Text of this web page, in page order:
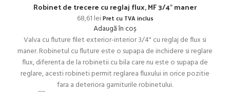
Robinet de trecere cu reglaj flux, MF 3/4″ maner
68,61 leiPret cu TVA inclus
Adaugă în coș
Valva cu fluture filet exterior-interior 3/4" cu reglaj de flux si
maner. Robinetul cu fluture este o supapa de inchidere si reglare
flux, diferenta de la robinetii cu bila care nu este o supapa de
reglare, acesti robineti permit reglarea fluxului in orice pozitie
fara a deteriora garniturile robinetului.